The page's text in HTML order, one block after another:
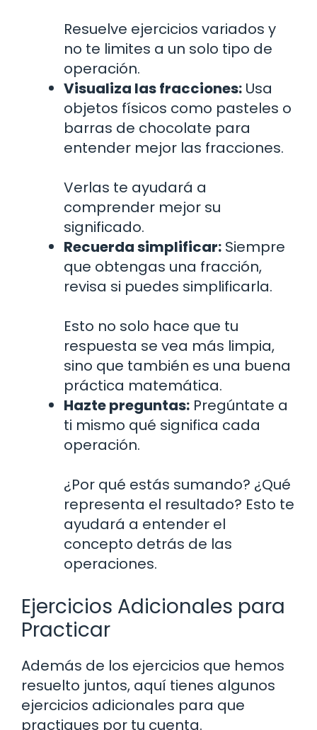
Resuelve ejercicios variados y
no te limites a un solo tipo de
operación.
Visualiza las fracciones: Usa
objetos físicos como pasteles o
barras de chocolate para
entender mejor las fracciones.
Verlas te ayudará a
comprender mejor su
significado.
Recuerda simplificar: Siempre
que obtengas una fracción,
revisa si puedes simplificarla.
Esto no solo hace que tu
respuesta se vea más limpia,
sino que también es una buena
práctica matemática.
Hazte preguntas: Pregúntate a
ti mismo qué significa cada
operación.
¿Por qué estás sumando? ¿Qué
representa el resultado? Esto te
ayudará a entender el
concepto detrás de las
operaciones.
Ejercicios Adicionales para
Practicar
Además de los ejercicios que hemos
resuelto juntos, aquí tienes algunos
ejercicios adicionales para que
practiques por tu cuenta.